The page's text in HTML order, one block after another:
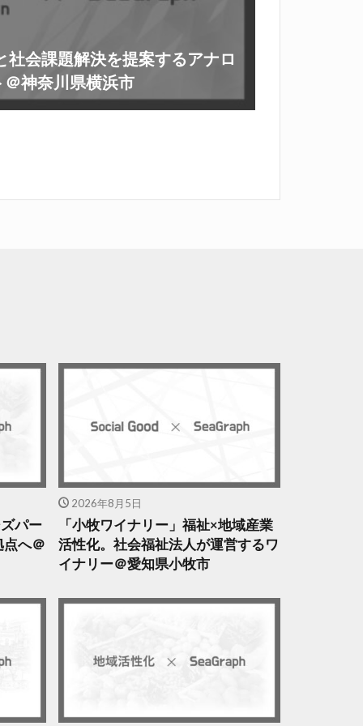
会課題解決を提案するアナロ
神奈川県横浜市
パー
へ＠
2026年8月5日
「小牧ワイナリー」福祉×地域産業
活性化。社会福祉法人が運営するワ
イナリー＠愛知県小牧市